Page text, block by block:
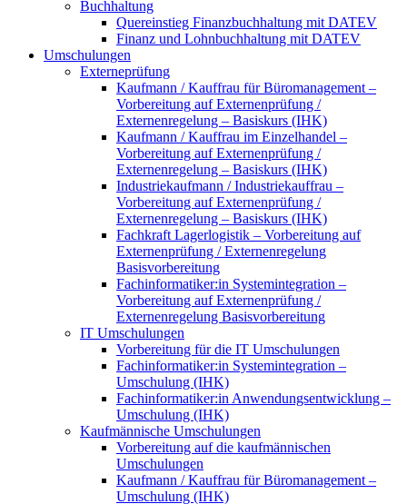
Buchhaltung
Quereinstieg Finanzbuchhaltung mit DATEV
Finanz und Lohnbuchhaltung mit DATEV
Umschulungen
Externeprüfung
Kaufmann / Kauffrau für Büromanagement –
Vorbereitung auf Externenprüfung /
Externenregelung – Basiskurs (IHK)
Kaufmann / Kauffrau im Einzelhandel –
Vorbereitung auf Externenprüfung /
Externenregelung – Basiskurs (IHK)
Industriekaufmann / Industriekauffrau –
Vorbereitung auf Externenprüfung /
Externenregelung – Basiskurs (IHK)
Fachkraft Lagerlogistik – Vorbereitung auf
Externenprüfung / Externenregelung
Basisvorbereitung
Fachinformatiker:in Systemintegration –
Vorbereitung auf Externenprüfung /
Externenregelung Basisvorbereitung
IT Umschulungen
Vorbereitung für die IT Umschulungen
Fachinformatiker:in Systemintegration –
Umschulung (IHK)
Fachinformatiker:in Anwendungsentwicklung –
Umschulung (IHK)
Kaufmännische Umschulungen
Vorbereitung auf die kaufmännischen
Umschulungen
Kaufmann / Kauffrau für Büromanagement –
Umschulung (IHK)